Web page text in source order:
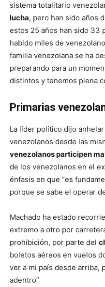
sistema totalitario
lucha, pero han sido años
estos 25 años han sido 33
habido miles de
familia venezolana se ha
preparando para un
distintos y tenemos plena
Primarias
La líder político dijo
venezolanos desde las
venezolanos participen
de los venezolanos en el
énfasis en que “es
porque se sabe el operar
Machado ha estado
extremo a otro por
prohibición, por parte del
boletos aéreos en vuelos
ver a mi país desde arriba,
adentro”